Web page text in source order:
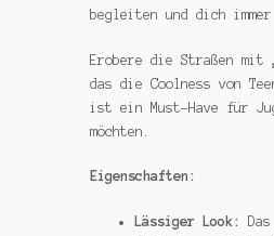
begleiten und dich
Erobere die Straßen mit
das die Coolness von
ist ein Must-Have für
möchten.
Eigenschaften:
Lässiger Look: